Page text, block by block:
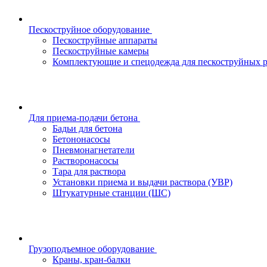
Пескоструйное оборудование
Пескоструйные аппараты
Пескоструйные камеры
Комплектующие и спецодежда для пескоструйных
Для приема-подачи бетона
Бадьи для бетона
Бетононасосы
Пневмонагнетатели
Растворонасосы
Тара для раствора
Установки приема и выдачи раствора (УВР)
Штукатурные станции (ШС)
Грузоподъемное оборудование
Краны, кран-балки